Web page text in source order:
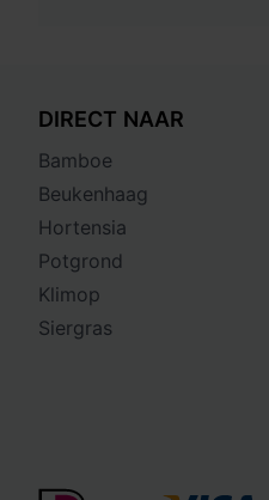
DIRECT NAAR
Bamboe
Beukenhaag
Hortensia
Potgrond
Klimop
Siergras